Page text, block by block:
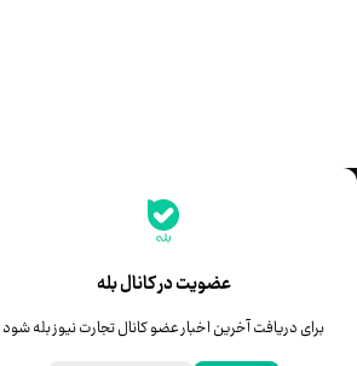
عضویت در کانال بله
برای دریافت آخرین اخبار عضو کانال تجارت نیوز بله شود
جدیدترین قیمت‌ها
قیمت درهم